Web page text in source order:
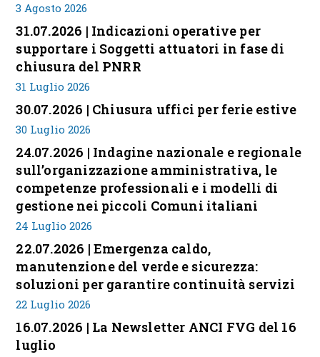
3 Agosto 2026
31.07.2026 | Indicazioni operative per
supportare i Soggetti attuatori in fase di
chiusura del PNRR
31 Luglio 2026
30.07.2026 | Chiusura uffici per ferie estive
30 Luglio 2026
24.07.2026 | Indagine nazionale e regionale
sull’organizzazione amministrativa, le
competenze professionali e i modelli di
gestione nei piccoli Comuni italiani
24 Luglio 2026
22.07.2026 | Emergenza caldo,
manutenzione del verde e sicurezza:
soluzioni per garantire continuità servizi
22 Luglio 2026
16.07.2026 | La Newsletter ANCI FVG del 16
luglio